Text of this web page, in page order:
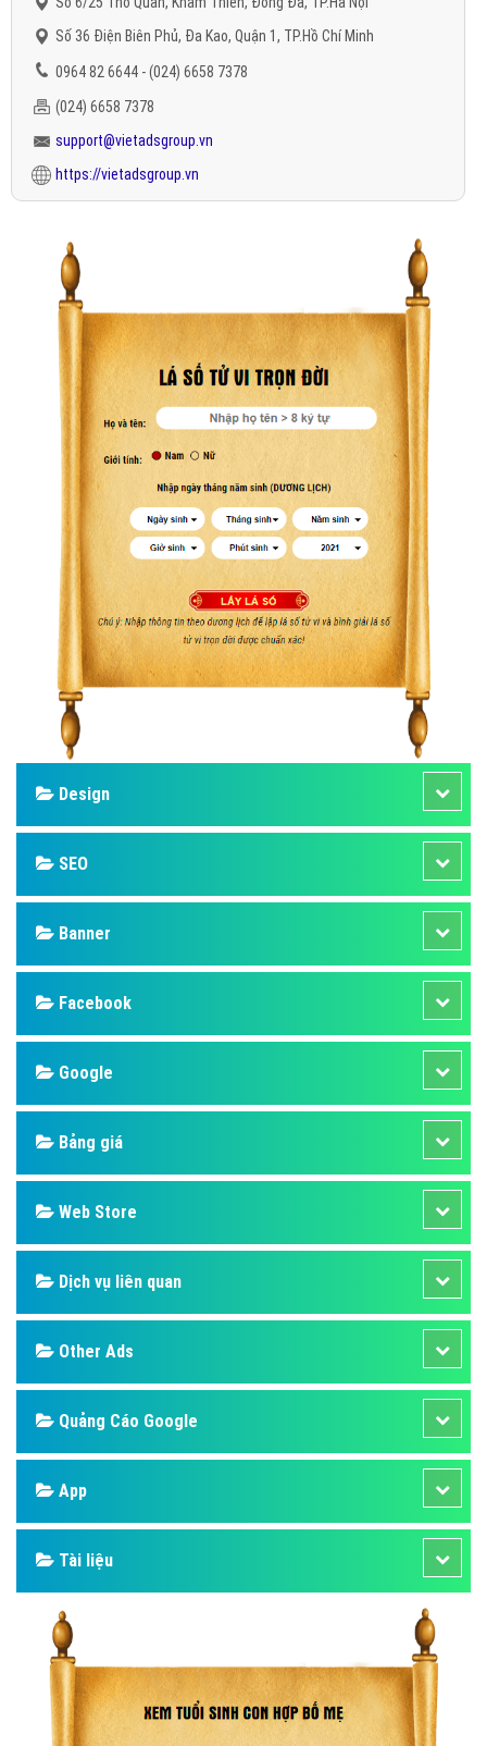
Số 36 Điện Biên Phủ, Đa Kao, Quận 1, TP.Hồ Chí Minh
0964 82 6644 - (024) 6658 7378
(024) 6658 7378
support@vietadsgroup.vn
https://vietadsgroup.vn
Design
SEO
Banner
Facebook
Google
Bảng giá
Web Store
Dịch vụ liên quan
Other Ads
Quảng Cáo Google
App
Tài liệu